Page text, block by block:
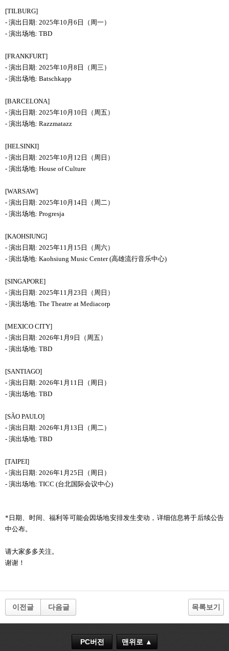
[TILBURG]
- 演出日期: 2025年10 月 6 日（ 周一）
- 演出场地: TBD
[FRANKFURT]
- 演出日期: 2025年10月8日（ 周 三）
- 演出场地: Batschkapp
[BARCELONA]
- 演出日期: 2025年10 月 10 日（ 周五）
- 演出场地: Razzmatazz
[HELSINKI]
- 演出日期: 2025年10 月 12 日（ 周 日）
- 演出场地: House of Culture
[WARSAW]
- 演出日期: 2025年10 月 14 日（ 周 二）
- 演出场地: Progresja
[KAOHSIUNG]
- 演出日期: 2025年11 月 15 日（ 周六）
- 演出场地: Kaohsiung Music Center(高雄流行音乐中心)
[SINGAPORE]
- 演出日期: 2025年11 月 23 日（ 周 日）
- 演出场地: The Theatre at Mediacorp
[MEXICO CITY]
- 演出日期: 2026年1 月 9 日（ 周五）
- 演出场地: TBD
[SANTIAGO]
- 演出日期: 2026年1 月 11 日（ 周 日）
- 演出场地: TBD
[SÃO PAULO]
- 演出日期: 2026年1 月 13 日（ 周 二）
- 演出场地: TBD
[TAIPEI]
- 演出日期: 2026年1 月 25 日（ 周 日）
- 演出场地: TICC (台北国际会议中心)
* 日期、时间、福利等可能会因场地安排发生变动，详细信息将于后续公告
中公布。
请大家多多关注。
谢谢！
이전글 다음글 목록보기
PC버전 맨위로 ▲